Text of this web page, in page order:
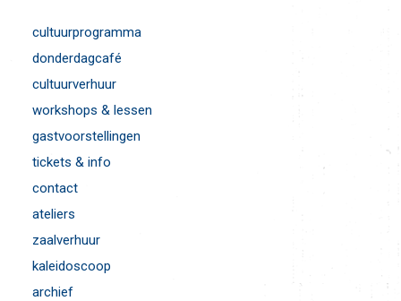
cultuurprogramma
donderdagcafé
cultuurverhuur
workshops & lessen
gastvoorstellingen
tickets & info
contact
ateliers
zaalverhuur
kaleidoscoop
archief